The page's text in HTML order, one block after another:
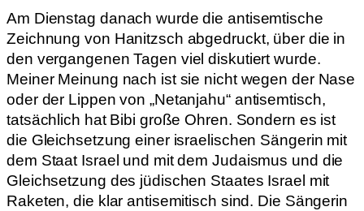
Am Dienstag danach wurde die antisemtische
Zeichnung von Hanitzsch abgedruckt, über die in
den vergangenen Tagen viel diskutiert wurde.
Meiner Meinung nach ist sie nicht wegen der Nase
oder der Lippen von „Netanjahu“ antisemtisch,
tatsächlich hat Bibi große Ohren. Sondern es ist
die Gleichsetzung einer israelischen Sängerin mit
dem Staat Israel und mit dem Judaismus und die
Gleichsetzung des jüdischen Staates Israel mit
Raketen, die klar antisemitisch sind. Die Sängerin